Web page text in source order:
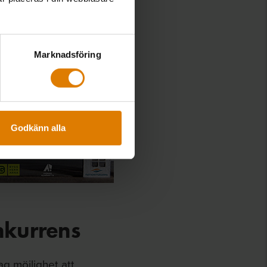
Marknadsföring
Godkänn alla
möjlighet att